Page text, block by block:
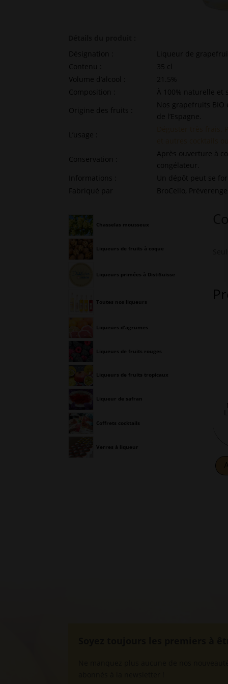
Désignation :
Liqueur de
Contenu :
35 cl
Volume d’alcool :
21.5%
Composition :
À 100% naturelle et
Origine des fruits :
Nos grapefruits
de l’Espagne.
L’usage :
Conservation :
Après ouverture à
congélateur.
Informations :
Un dépôt peut se
Fabriqué par
BroCello,
Chasselas mousseux
Liqueurs de fruits à coque
Liqueurs primées à DistiSuisse
Toutes nos liqueurs
Liqueurs d'agrumes
Liqueurs de fruits rouges
Liqueurs de fruits tropicaux
Liqueur de safran
Coffrets cocktails
Verres à liqueur